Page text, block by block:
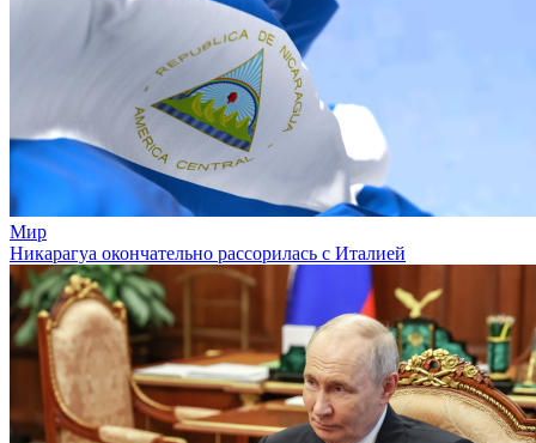
Мир
Никарагуа окончательно рассорилась с Италией